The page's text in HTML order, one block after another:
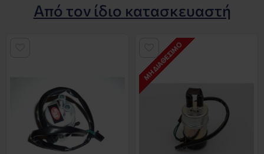
Από τον ίδιο κατασκευαστή
ΜΗ ΔΙΑΘΈΣΙΜΟ